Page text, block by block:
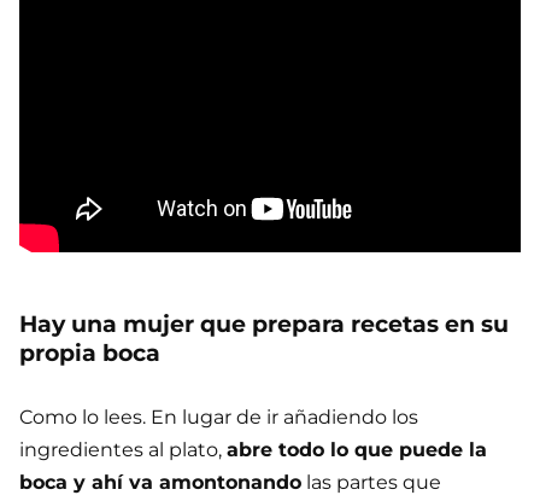
Hay una mujer que prepara recetas en su
propia boca
Como lo lees. En lugar de ir añadiendo los
ingredientes al plato, abre todo lo que puede la
boca y ahí va amontonando las partes que